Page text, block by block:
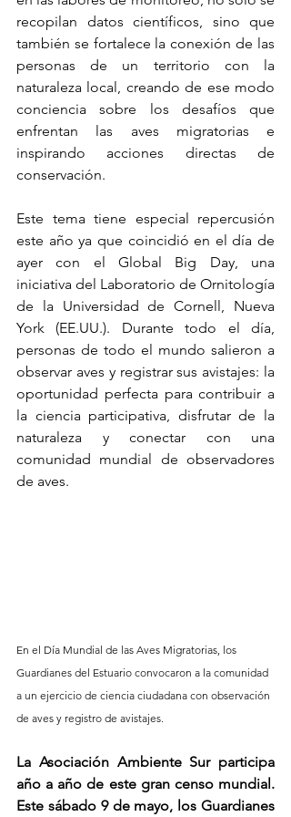
recopilan datos científicos, sino que
también se fortalece la conexión de las
personas de un territorio con la
naturaleza local, creando de ese modo
conciencia sobre los desafíos que
enfrentan las aves migratorias e
inspirando acciones directas de
conservación.
Este tema tiene especial repercusión
este año ya que coincidió en el día de
ayer con el Global Big Day, una
iniciativa del Laboratorio de Ornitología
de la Universidad de Cornell, Nueva
York (EE.UU.). Durante todo el día,
personas de todo el mundo salieron a
observar aves y registrar sus avistajes: la
oportunidad perfecta para contribuir a
la ciencia participativa, disfrutar de la
naturaleza y conectar con una
comunidad mundial de observadores
de aves.
En el Día Mundial de las Aves Migratorias, los
Guardianes del Estuario convocaron a la comunidad
a un ejercicio de ciencia ciudadana con observación
de aves y registro de avistajes.
La Asociación Ambiente Sur participa
año a año de este gran censo mundial.
Este sábado 9 de mayo, los Guardianes